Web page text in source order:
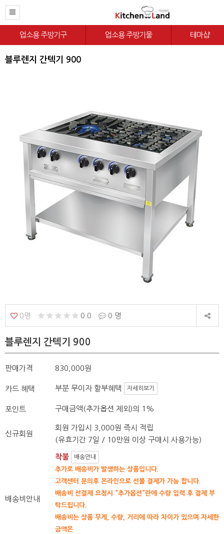
업소용 주방기구 업소용 주방기물 테마샵
블루렌지 간텍기 900
0명 0.0 0 명
블루렌지 간텍기 900
판매가격 830,000원
카드 혜택 부분 무이자 할부혜택 자세히보기
포인트 구매금액(추가옵션 제외)의 1%
신규회원
회원 가입시 3,000원 즉시 적립
(유효기간 7일 / 10만원 이상 구매시 사용가능)
배송비안내
착불 배송안내
추가로 배송비가 발생하는 상품입니다.
고객센터 문의후 온라인으로 선불 결제가 가능 합니다.
배송비 선결제 요청시 "추가옵션"란에 수량 입력 후 결제 부
탁드립니다.
배송비는 상품 무게, 수량, 거리에 따라 차이가 있으며 자세한
금액은